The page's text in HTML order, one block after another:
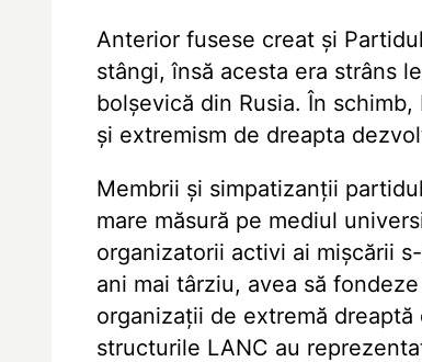
Anterior fusese creat și
stângi, însă acesta era strâns
bolșevică din Rusia. În
și extremism de dreapta
Membrii și simpatizanții
mare măsură pe mediul
organizatorii activi ai mișcării
ani mai târziu, avea să
organizații de extremă
structurile LANC au